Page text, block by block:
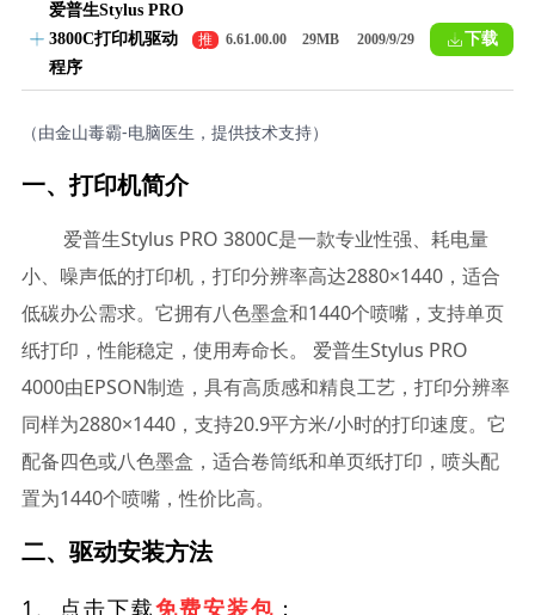
爱普生Stylus PRO
3800C打印机驱动
程序
推
荐
6.61.00.00 29MB 2009/9/29 下载
（由金山毒霸-电脑医生，提供技术支持）
一、打印机简介
爱普生Stylus PRO 3800C是一款专业性强、耗电量
小、噪声低的打印机，打印分辨率高达2880×1440，适合
低碳办公需求。它拥有八色墨盒和1440个喷嘴，支持单页
纸打印，性能稳定，使用寿命长。 爱普生Stylus PRO
4000由EPSON制造，具有高质感和精良工艺，打印分辨率
同样为2880×1440，支持20.9平方米/小时的打印速度。它
配备四色或八色墨盒，适合卷筒纸和单页纸打印，喷头配
置为1440个喷嘴，性价比高。
二、驱动安装方法
1、点击下载免费安装包 ；